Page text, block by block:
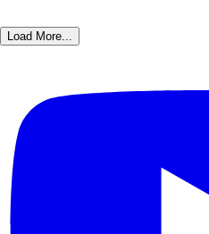
Load More...